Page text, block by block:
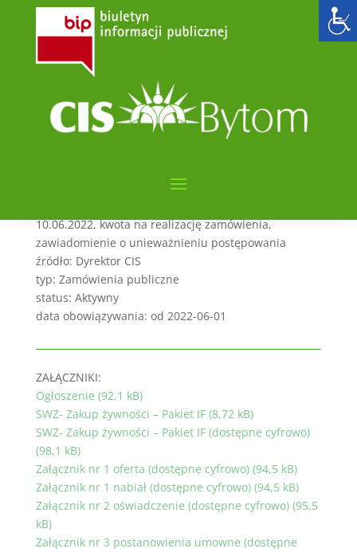
Zakup żywności – PAKIET
utworzone przezadmin6000| cze 1, 2022|
POSTĘPOWANIE NA PODSTAWIE PZP
sygnatura: CIS.261.6.4.2022
10.06.2022, kwota na realizację zamówienia,
zawiadomienie o unieważnieniu postępowania
źródło: Dyrektor CIS
typ: Zamówienia publiczne
status: Aktywny
data obowiązywania: od 2022-06-01
ZAŁĄCZNIKI:
Ogłoszenie (92,1 kB)
SWZ- Zakup żywności – Pakiet IF (8,72 kB)
SWZ- Zakup żywności – Pakiet IF (dostępne cyfrowo)
(98,1 kB)
Załącznik nr 1 oferta (dostępne cyfrowo) (94,5 kB)
Załącznik nr 1 nabiał (dostępne cyfrowo) (94,5 kB)
Załącznik nr 2 oświadczenie (dostępne cyfrowo) (95,5
kB)
Załącznik nr 3 postanowienia umowne (dostępne